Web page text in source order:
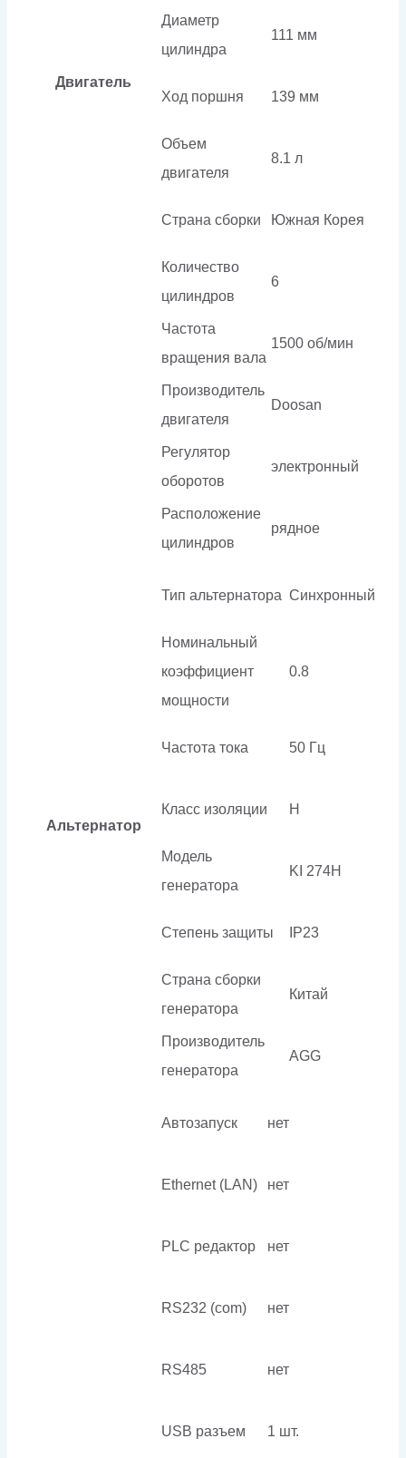
Двигатель
Диаметр
цилиндра
111 мм
Ход поршня 139 мм
Объем
двигателя
8.1 л
Страна сборки Южная Корея
Количество
цилиндров
6
Частота
вращения вала
1500 об/мин
Производитель
двигателя
Doosan
Регулятор
оборотов
электронный
Расположение
цилиндров
рядное
Альтернатор
Тип альтернатора Синхронный
Номинальный
коэффициент
мощности
0.8
Частота тока 50 Гц
Класс изоляции H
Модель
генератора
KI 274H
Степень защиты IP23
Страна сборки
генератора
Китай
Производитель
генератора
AGG
Автозапуск нет
Ethernet (LAN) нет
PLC редактор нет
RS232 (com) нет
RS485 нет
USB разъем 1 шт.